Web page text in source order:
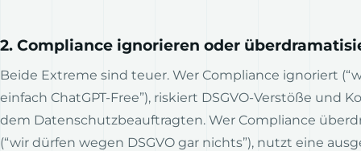
2. Compliance ignorieren oder
Beide Extreme sind teuer. Wer Compliance ignoriert
einfach ChatGPT-Free”), riskiert DSGVO-Verstöße und
dem Datenschutzbeauftragten. Wer Compliance
(“wir dürfen wegen DSGVO gar nichts”), nutzt eine